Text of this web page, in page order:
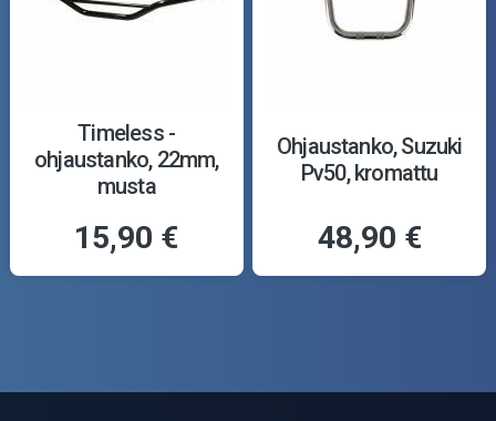
Timeless -
ohjaustanko, 22mm,
musta
15,90 €
Ohjaustanko, Suzuki
Pv50, kromattu
48,90 €